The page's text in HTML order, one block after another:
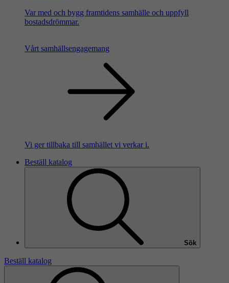
Var med och bygg framtidens samhälle och uppfyll
bostadsdrömmar.
Vårt samhällsengagemang
Vi ger tillbaka till samhället vi verkar i.
Beställ katalog
Sök
Beställ katalog